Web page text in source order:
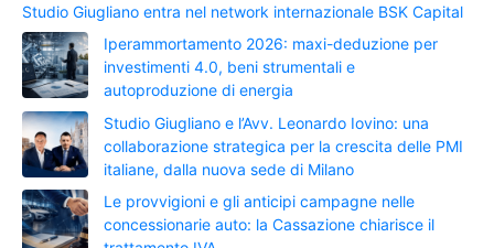
Studio Giugliano entra nel network internazionale BSK Capital
Iperammortamento 2026: maxi-deduzione per
investimenti 4.0, beni strumentali e
autoproduzione di energia
Studio Giugliano e l’Avv. Leonardo Iovino: una
collaborazione strategica per la crescita delle PMI
italiane, dalla nuova sede di Milano
Le provvigioni e gli anticipi campagne nelle
concessionarie auto: la Cassazione chiarisce il